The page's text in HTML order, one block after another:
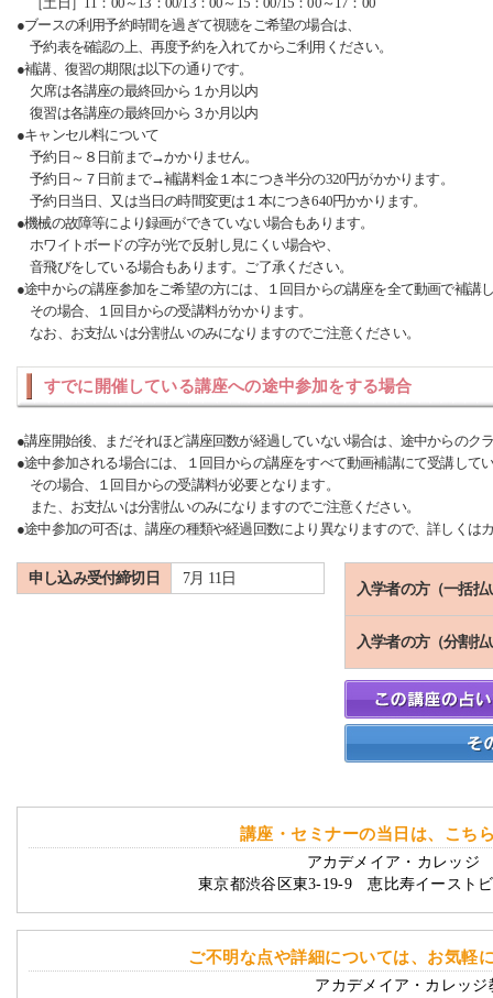
●ブースの利用予約時間を過ぎて視聴をご希望の場合は、
予約表を確認の上、再度予約を入れてからご利用ください。
●補講、復習の期限は以下の通りです。
欠席は各講座の最終回から１か月以内
復習は各講座の最終回から３か月以内
●キャンセル料について
予約日～８日前まで→かかりません。
予約日～７日前まで→補講料金１本につき半分の320円がかかります。
予約日当日、又は当日の時間変更は１本につき640円かかります。
●機械の故障等により録画ができていない場合もあります。
ホワイトボードの字が光で反射し見にくい場合や、
音飛びをしている場合もあります。ご了承ください。
●途中からの講座参加をご希望の方には、１回目からの講座を全て動画で補講
その場合、１回目からの受講料がかかります。
なお、お支払いは分割払いのみになりますのでご注意ください。
すでに開催している講座への途中参加をする場合
●講座開始後、まだそれほど講座回数が経過していない場合は、途中からのク
●途中参加される場合には、１回目からの講座をすべて動画補講にて受講して
その場合、１回目からの受講料が必要となります。
また、お支払いは分割払いのみになりますのでご注意ください。
●途中参加の可否は、講座の種類や経過回数により異なりますので、詳しくは
申し込み受付締切日 7月 11日
入学者の方（一括払
入学者の方（分割払
講座・セミナーの当日は、こち
アカデメイア・カレッジ
東京都渋谷区東3-19-9 恵比寿イースト
ご不明な点や詳細については、お気軽
アカデメイア・カレッジ